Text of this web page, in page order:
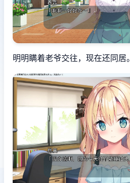
明明瞒着老爷交往，现在还同居。